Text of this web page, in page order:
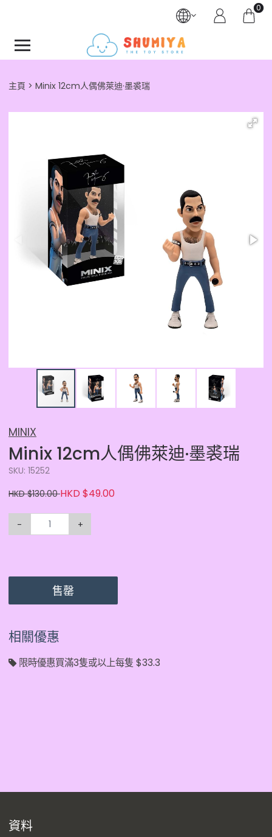
0
主頁 Minix 12cm人偶佛萊迪·墨裘瑞
MINIX
Minix 12cm人偶佛萊迪·墨裘瑞
SKU: 15252
HKD $130.00HKD $49.00
- +
售罄
相關優惠
限時優惠買滿3隻或以上每隻 $33.3
資料